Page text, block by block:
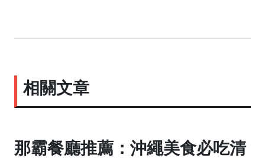
相關文章
那霸餐廳推薦：沖繩美食必吃清